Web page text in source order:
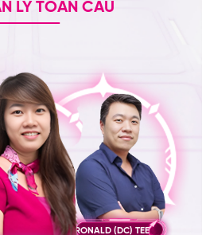
LÝ TOÀN CẦU
RONALD (DC) TEE